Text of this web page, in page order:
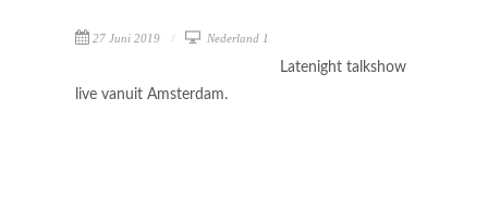
27 Juni 2019 Nederland 1
Latenight talkshow
live vanuit Amsterdam.